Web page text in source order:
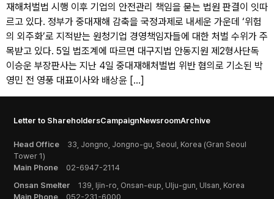
재해처벌법 시행 이후 기업의 안전관리 책임을 묻는 법원 판결이 잇따
르고 있다. 정부가 중대재해 감축을 국정과제로 내세운 가운데 ‘위험
의 외주화’로 지적받는 원청기업 경영책임자들에 대한 처벌 수위가 주
목받고 있다. 5일 법조계에 따르면 대구지법 안동지원 제2형사단독
이승운 부장판사는 지난 4일 중대재해처벌법 위반 혐의로 기소된 박
영민 전 영풍 대표이사와 배상윤 […]
Letter to ShareholdersCampaignNewsroomArchive
Head Office
33, Jongno, Jongno-gu, Seoul, Korea (Gran Seoul
Tower 1)
Main Phone
02-6947-2114
Onsan Smelter
139, Ijin-ro, Onsan-eup, Ulju-gun, Ulsan, Korea
Main Phone
052-231-6000